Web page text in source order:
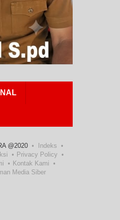
@2020
Indeks
Privacy Policy
Kontak Kami
Media Siber